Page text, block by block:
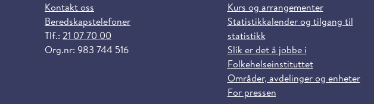
Kontakt oss
Beredskapstelefoner
Tlf.: 21 07 70 00
Org.nr: 983 744 516
Kurs og arrangementer
Statistikkalender og tilgang til
statistikk
Slik er det å jobbe i
Folkehelseinstituttet
Områder, avdelinger og enheter
For pressen